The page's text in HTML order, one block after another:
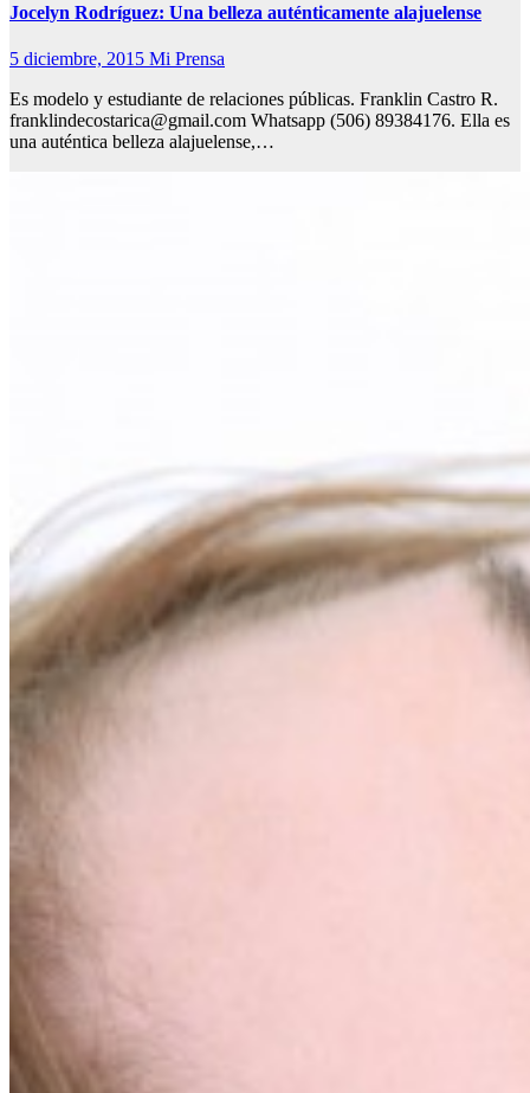
Jocelyn Rodríguez: Una belleza auténticamente alajuelense
5 diciembre, 2015 Mi Prensa
Es modelo y estudiante de relaciones públicas. Franklin Castro R.
franklindecostarica@gmail.com Whatsapp (506) 89384176. Ella es
una auténtica belleza alajuelense,…